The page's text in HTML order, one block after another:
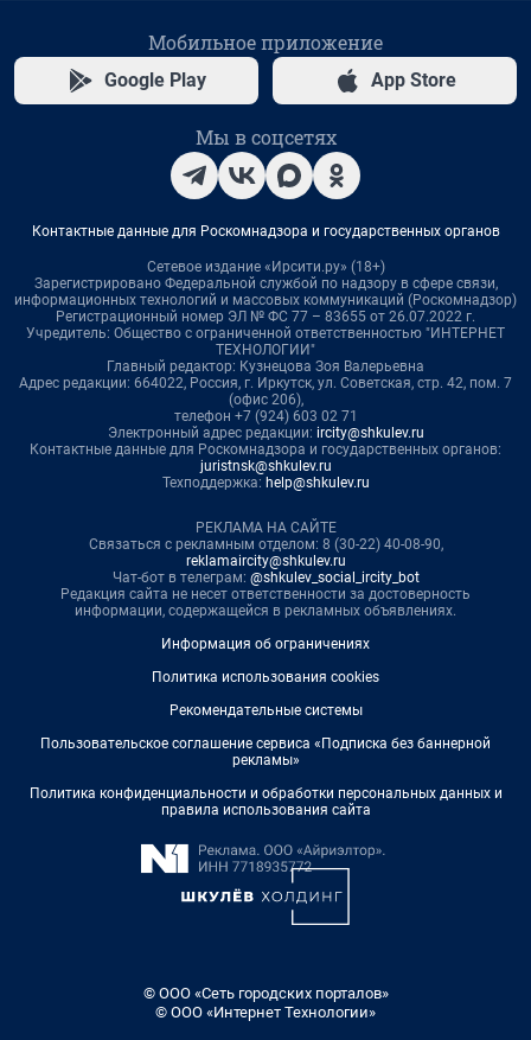
Мобильное приложение
Google Play App Store
Мы в соцсетях
Контактные данные для Роскомнадзора и государственных органов
Сетевое издание «Ирсити.ру» (18+)
Зарегистрировано Федеральной службой по надзору в сфере связи,
информационных технологий и массовых коммуникаций (Роскомнадзор)
Регистрационный номер ЭЛ № ФС 77 – 83655 от 26.07.2022 г.
Учредитель: Общество с ограниченной ответственностью "ИНТЕРНЕТ
ТЕХНОЛОГИИ"
Главный редактор: Кузнецова Зоя Валерьевна
Адрес редакции: 664022, Россия, г. Иркутск, ул. Советская, стр. 42, пом. 7
(офис 206),
телефон +7 (924) 603 02 71
Электронный адрес редакции: ircity@shkulev.ru
Контактные данные для Роскомнадзора и государственных органов:
juristnsk@shkulev.ru
Техподдержка: help@shkulev.ru
РЕКЛАМА НА САЙТЕ
Связаться с рекламным отделом: 8 (30-22) 40-08-90,
reklamaircity@shkulev.ru
Чат-бот в телеграм: @shkulev_social_ircity_bot
Редакция сайта не несет ответственности за достоверность
информации, содержащейся в рекламных объявлениях.
Информация об ограничениях
Политика использования cookies
Рекомендательные системы
Пользовательское соглашение сервиса «Подписка без баннерной
рекламы»
Политика конфиденциальности и обработки персональных данных и
правила использования сайта
© ООО «Сеть городских порталов»
© ООО «Интернет Технологии»